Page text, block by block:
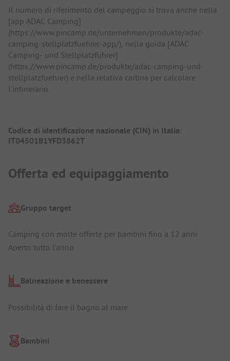
Il numero di riferimento del campeggio si trova anche nella
[app ADAC Camping]
(https://www.pincamp.de/unternehmen/produkte/adac-
camping-stellplatzfuehrer-app/), nella guida [ADAC
Camping- und Stellplatzführer]
(https://www.pincamp.de/produkte/adac-camping-und-
stellplatzfuehrer) e nella relativa cartina per calcolare
l'intinerario.
Codice di identificazione nazionale (CIN) in Italia:
IT04501B1YFD3862T
Offerta ed equipaggiamento
Gruppo target
Camping con molte offerte per bambini fino a 12 anni
Aperto tutto l'anno
Balneazione e benessere
Possibilità di fare il bagno al mare
Bambini